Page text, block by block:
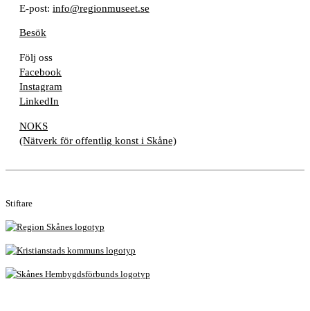
E-post: info@regionmuseet.se
Besök
Följ oss
Facebook
Instagram
LinkedIn
NOKS
(Nätverk för offentlig konst i Skåne)
Stiftare